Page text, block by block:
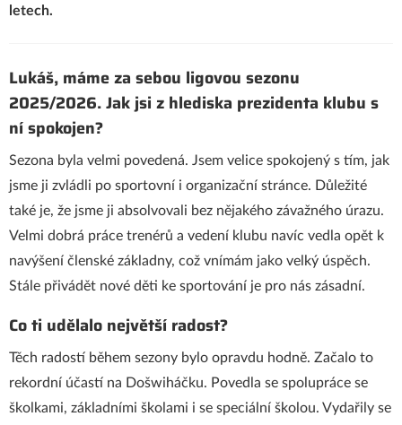
letech.
Lukáš, máme za sebou ligovou sezonu
2025/2026. Jak jsi z hlediska prezidenta klubu s
ní spokojen?
Sezona byla velmi povedená. Jsem velice spokojený s tím, jak
jsme ji zvládli po sportovní i organizační stránce. Důležité
také je, že jsme ji absolvovali bez nějakého závažného úrazu.
Velmi dobrá práce trenérů a vedení klubu navíc vedla opět k
navýšení členské základny, což vnímám jako velký úspěch.
Stále přivádět nové děti ke sportování je pro nás zásadní.
Co ti udělalo největší radost?
Těch radostí během sezony bylo opravdu hodně. Začalo to
rekordní účastí na Došwiháčku. Povedla se spolupráce se
školkami, základními školami i se speciální školou. Vydařily se